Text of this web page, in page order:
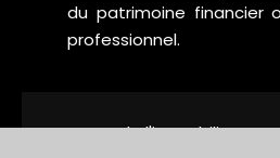
du patrimoine financier
professionnel.
Le secteur de l'immobilier